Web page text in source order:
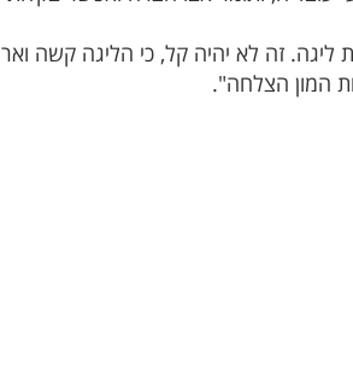
זה לא יהיה קל, כי הליגה קשה
המון הצלחה".